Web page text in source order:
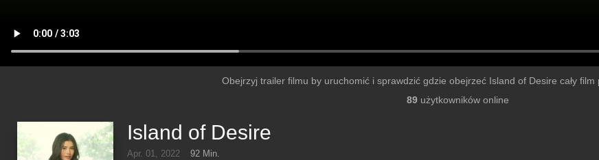
Obejrzyj trailer filmu by uruchomić i sprawdzić gdzie obejrzeć Island of Desire cały film
89użytkowników online
Island of Desire
Apr. 01, 2022 92 Min.